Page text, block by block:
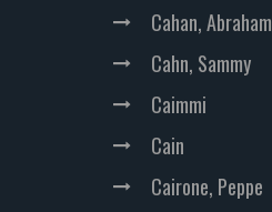
Cahan, Abraham
Cahn, Sammy
Caimmi
Cain
Cairone, Peppe